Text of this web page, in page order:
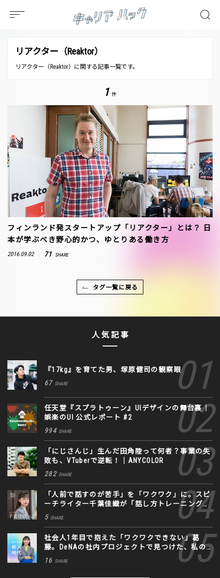
リアクター（Reaktor）
リアクター（Reaktor）に関する記事一覧です。
1 件
フィンランド発スタートアップ「リアクター」とは？ 日
本が学ぶべき野心的かつ、ゆとりある働き方
2016.09.02 71 SHARE
タグ一覧に戻る
人気記事
『17kg』を育てた男、塚原健司の観察眼
67 SHARE
任天堂『スプラトゥーン』UIデザインの舞台裏｜
娯楽のUI 公式レポート #2
994 SHARE
「にじさんじ」生んだ田角陸って何者？事業の失
敗も、VTuberで逆転！｜ANYCOLOR
282 SHARE
「人前で話すのが苦手」を「ワクワク」に。スピ
ーチライター千葉佳織が「話し方トレーニング」
に込めた思い
5 SHARE
社会人1年目で抱えた「ワクワクできない」葛
藤。DeNAの社内プロジェクトで見つけた、私の
生きる道
16 SHARE